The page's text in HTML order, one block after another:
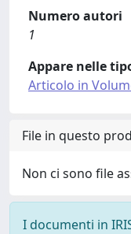
Numero autori
1
Appare nelle
Articolo in
File in questo
Non ci sono file
I documenti in